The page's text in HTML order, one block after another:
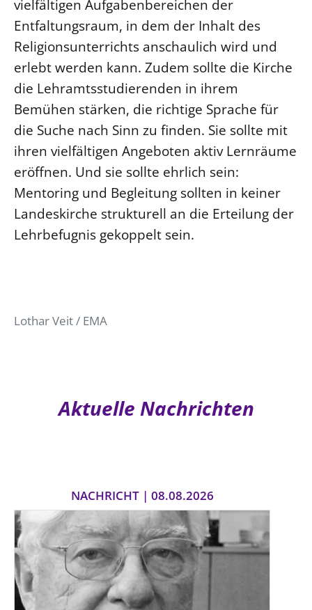
vielfältigen Aufgabenbereichen der
Entfaltungsraum, in dem der Inhalt des
Religionsunterrichts anschaulich wird und
erlebt werden kann. Zudem sollte die Kirche
die Lehramtsstudierenden in ihrem
Bemühen stärken, die richtige Sprache für
die Suche nach Sinn zu finden. Sie sollte mit
ihren vielfältigen Angeboten aktiv Lernräume
eröffnen. Und sie sollte ehrlich sein:
Mentoring und Begleitung sollten in keiner
Landeskirche strukturell an die Erteilung der
Lehrbefugnis gekoppelt sein.
Lothar Veit / EMA
Aktuelle Nachrichten
NACHRICHT | 08.08.2026